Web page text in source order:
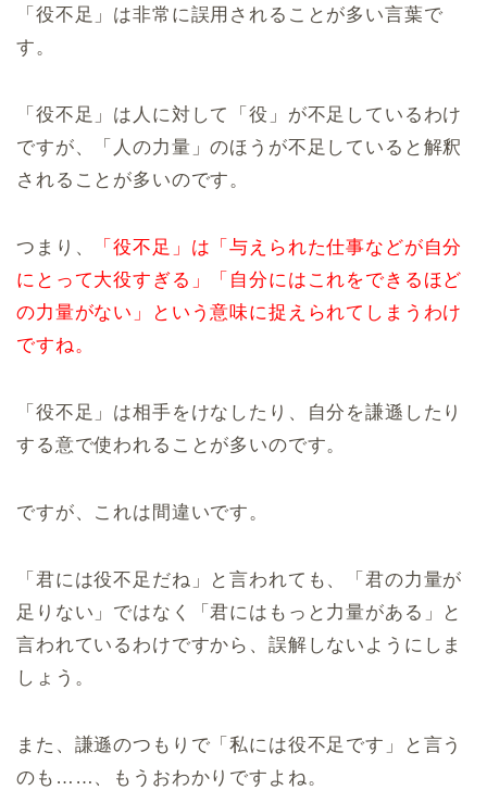
「役不足」は非常に誤用されることが多い言葉で
す。
「役不足」は人に対して「役」が不足しているわけ
ですが、「人の力量」のほうが不足していると解釈
されることが多いのです。
つまり、
「役不足」は「与えられた仕事などが自分
にとって大役すぎる」「自分にはこれをできるほど
の力量がない」という意味に捉えられてしまうわけ
ですね。
「役不足」は相手をけなしたり、自分を謙遜したり
する意で使われることが多いのです。
ですが、これは間違いです。
「君には役不足だね」と言われても、「君の力量が
足りない」ではなく「君にはもっと力量がある」と
言われているわけですから、誤解しないようにしま
しょう。
また、謙遜のつもりで「私には役不足です」と言う
のも……、もうおわかりですよね。